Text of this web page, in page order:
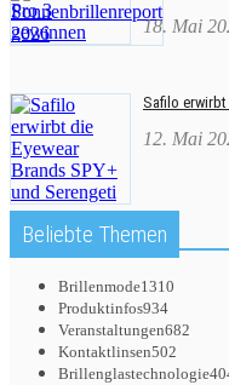
18. Mai
Safilo erwirbt
12. Mai
Beliebte Themen
Brillenmode1310
Produktinfos934
Veranstaltungen682
Kontaktlinsen502
Brillenglastechnologie